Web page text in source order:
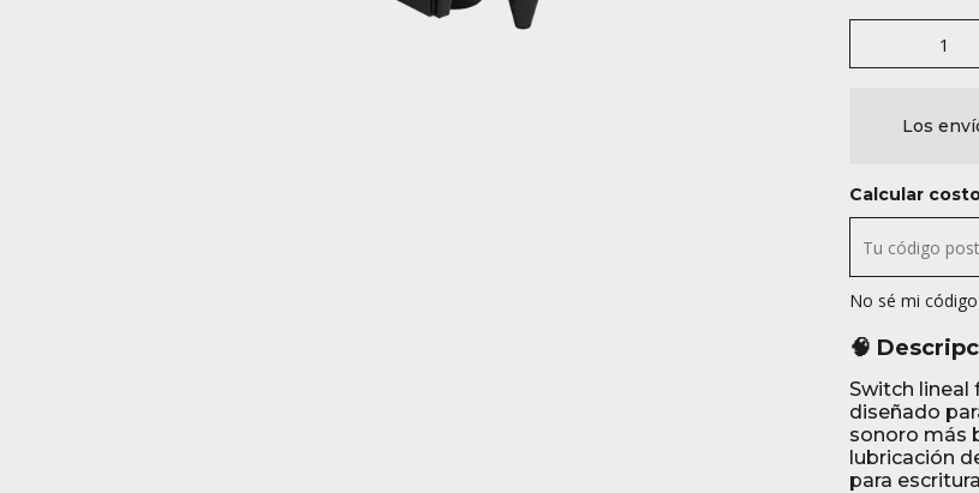
Los
Calcular
No sé mi
🧠
Switch lineal
diseñado
sonoro más
lubricación
para